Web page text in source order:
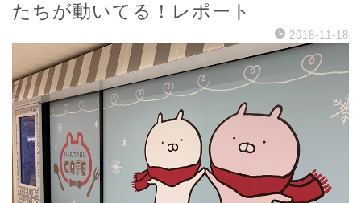
たちが動いてる！レポート
2018-11-18